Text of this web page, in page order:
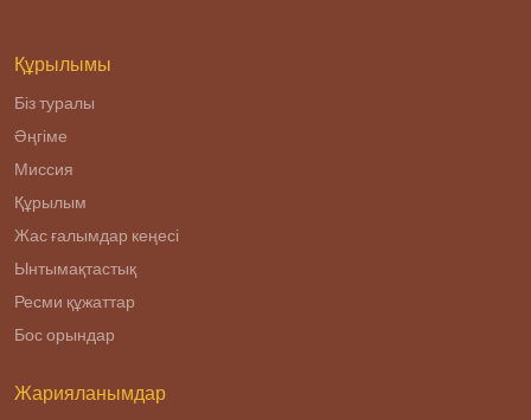
Құрылымы
Біз туралы
Әңгіме
Миссия
Құрылым
Жас ғалымдар кеңесі
Ынтымақтастық
Ресми құжаттар
Бос орындар
Жарияланымдар